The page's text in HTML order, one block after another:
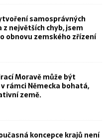
samosprávných
největších chyb, jsem
obnovu zemského zřízení
Moravě může být
rámci Německa bohatá,
země.
koncepce krajů není